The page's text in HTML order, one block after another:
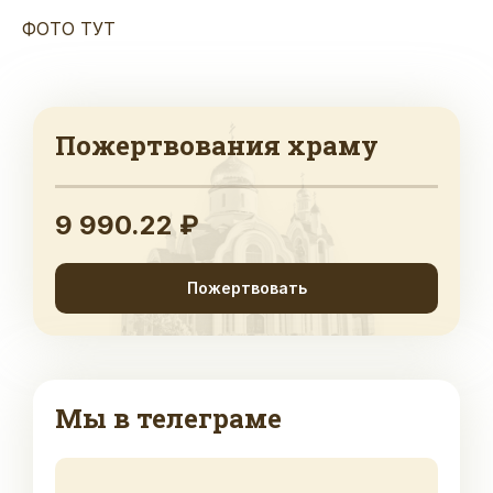
ФОТО ТУТ
Пожертвования храму
9 990.22 ₽
Пожертвовать
Мы в телеграме